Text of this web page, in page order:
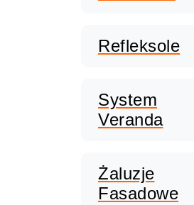
Refleksole
System
Veranda
Żaluzje
Fasadowe